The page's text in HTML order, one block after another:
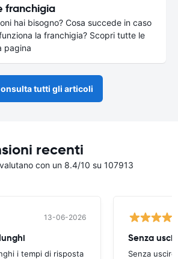
franchigia
hai bisogno? Cosa succede in caso
la franchigia? Scopri tutte le
pagina
tutti gli articoli
recenti
con un 8.4/10 su 107913
13-06-2026
i tempi di risposta
Senza
Senza